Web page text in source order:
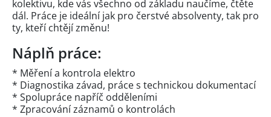
kolektivu, kde vás všechno od základu naučíme, čtěte
dál. Práce je ideální jak pro čerstvé absolventy, tak pro
ty, kteří chtějí změnu!
Náplň práce:
* Měření a kontrola elektro
* Diagnostika závad, práce s technickou dokumentací
* Spolupráce napříč odděleními
* Zpracování záznamů o kontrolách